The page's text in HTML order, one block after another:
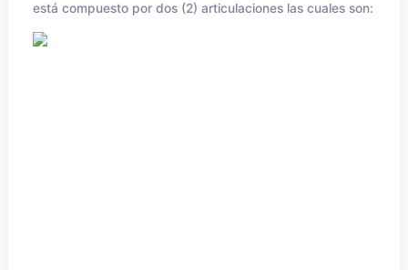
está compuesto por dos (2) articulaciones las cuales son: